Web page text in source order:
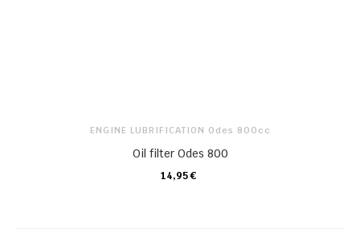
ENGINE LUBRIFICATION Odes 800cc
Oil filter Odes 800
14,95 €
CARRO